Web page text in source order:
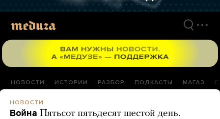
НОВОСТИ ИСТОРИИ РАЗБОР ПОДКАСТЫ МАГАЗ
НОВОСТИ
Война Пятьсот пятьдесят шестой день.